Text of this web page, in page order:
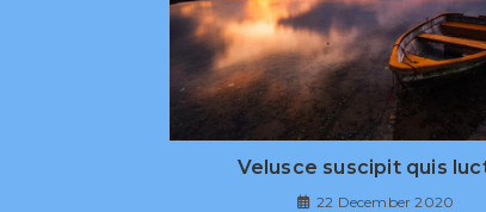
Velusce suscipit quis
22 December 2020